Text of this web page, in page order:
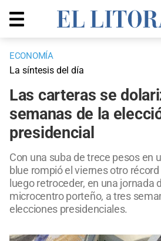
ECONOMÍA
La síntesis del día
Las carteras se
semanas de la
presidencial
Con una suba de trece pesos en
blue rompió el viernes otro
luego retroceder, en una jornada
microcentro porteño, a tres
elecciones presidenciales.